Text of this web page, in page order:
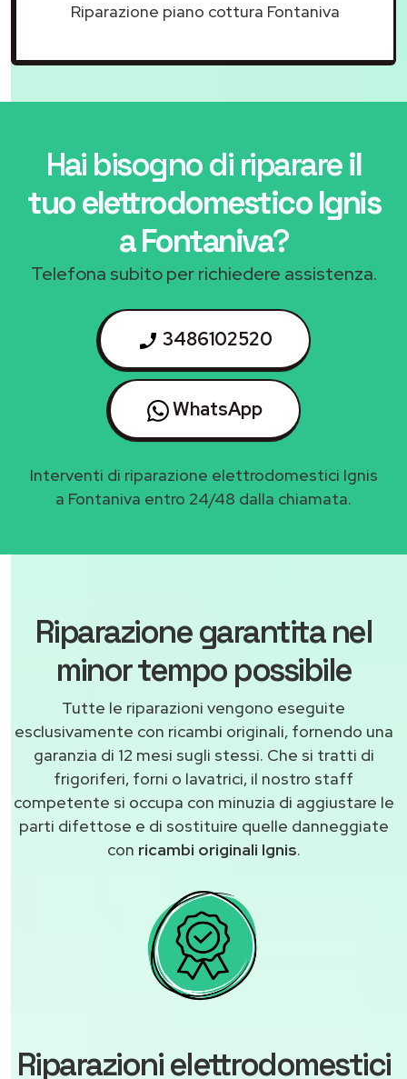
Riparazione piano cottura Fontaniva
Hai bisogno di riparareil
tuo elettrodomestico Ignis
a Fontaniva?
Telefona subito per richiedere assistenza.
3486102520
WhatsApp
Interventi di riparazione elettrodomestici Ignis
a Fontaniva entro 24/48 dalla chiamata.
Riparazione garantita nel
minor tempo possibile
Tutte le riparazioni vengono eseguite
esclusivamente con ricambi originali, fornendo una
garanzia di 12 mesi sugli stessi. Che si tratti di
frigoriferi, forni o lavatrici, il nostro staff
competente si occupa con minuzia di aggiustare le
parti difettose e di sostituire quelle danneggiate
con ricambi originali Ignis.
Riparazioni elettrodomestici